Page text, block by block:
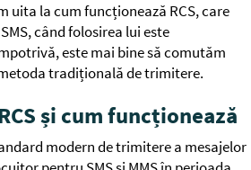
uita la cum funcționează RCS, care
când folosirea lui este
este mai bine să comutăm
tradițională de trimitere.
și cum funcționează
modern de trimitere a mesajelor